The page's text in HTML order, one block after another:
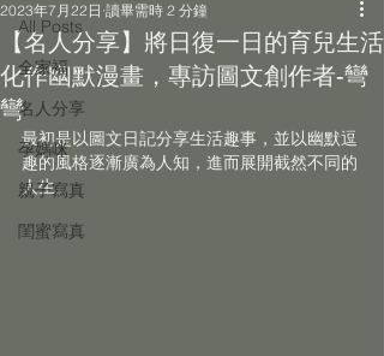
All Posts
全家褔
名人分享
孕媽咪
親子寫真
閨蜜寫真
【名人分享】將日復一日的育兒生活
化作幽默漫畫，專訪圖文創作者-彎
彎
2023年7月22日 讀畢需時 2 分鐘
最初是以圖文日記分享生活趣事，並以幽默逗
趣的風格逐漸廣為人知，進而展開截然不同的
人生。